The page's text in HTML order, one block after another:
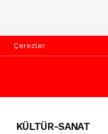
Çerezler
KÜLTÜR-SANAT